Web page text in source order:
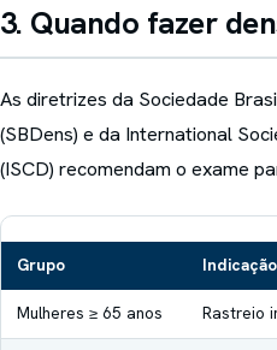
3. Quando fazer
As diretrizes da Sociedade
(SBDens) e da International
(ISCD) recomendam o exame
Grupo Indicação
Mulheres ≥ 65 anos Rastreio